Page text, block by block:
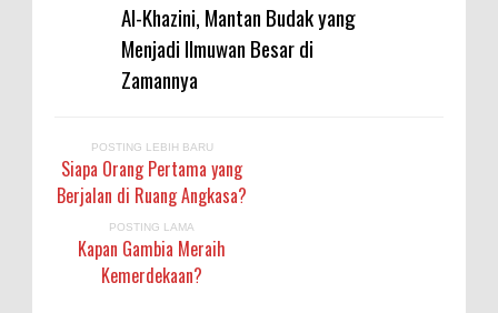
Al-Khazini, Mantan Budak yang
Menjadi Ilmuwan Besar di
Zamannya
POSTING LEBIH BARU
Siapa Orang Pertama yang
Berjalan di Ruang Angkasa?
POSTING LAMA
Kapan Gambia Meraih
Kemerdekaan?